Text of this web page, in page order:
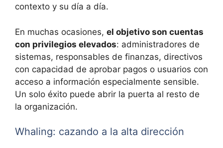
contexto y su día a día.
En muchas ocasiones, el objetivo son cuentas
con privilegios elevados: administradores de
sistemas, responsables de finanzas, directivos
con capacidad de aprobar pagos o usuarios con
acceso a información especialmente sensible.
Un solo éxito puede abrir la puerta al resto de
la organización.
Whaling: cazando a la alta dirección